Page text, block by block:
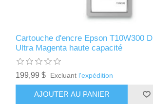
Cartouche d'encre Epson T10W300
Ultra Magenta haute capacité
199,99 $ Excluant l'expédition
AJOUTER AU PANIER